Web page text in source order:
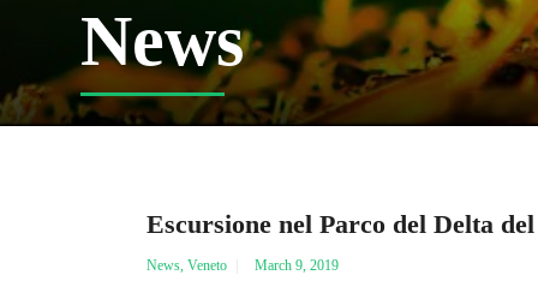
News
Escursione nel Parco del Delta
News Veneto March 9, 2019